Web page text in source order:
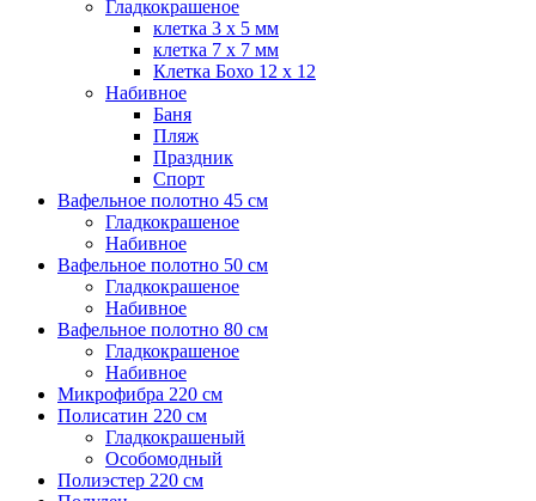
Гладкокрашеное
клетка 3 х 5 мм
клетка 7 х 7 мм
Клетка Бохо 12 x 12
Набивное
Баня
Пляж
Праздник
Спорт
Вафельное полотно 45 см
Гладкокрашеное
Набивное
Вафельное полотно 50 см
Гладкокрашеное
Набивное
Вафельное полотно 80 см
Гладкокрашеное
Набивное
Микрофибра 220 см
Полисатин 220 см
Гладкокрашеный
Особомодный
Полиэстер 220 см